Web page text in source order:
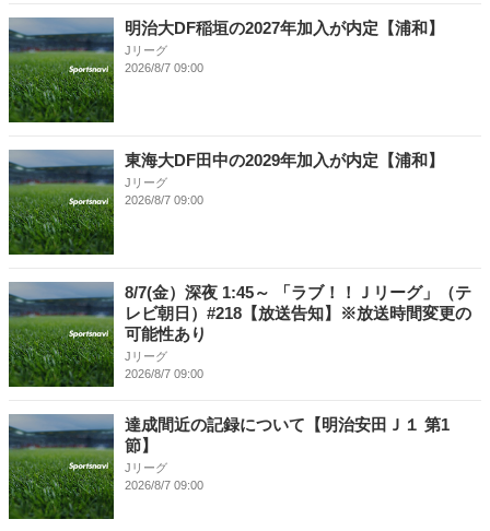
明治大DF稲垣の2027年加入が内定【浦和】
Jリーグ
2026/8/7 09:00
東海大DF田中の2029年加入が内定【浦和】
Jリーグ
2026/8/7 09:00
8/7(金）深夜 1:45～ 「ラブ！！Ｊリーグ」（テ
レビ朝日）#218【放送告知】※放送時間変更の
可能性あり
Jリーグ
2026/8/7 09:00
達成間近の記録について【明治安田Ｊ１ 第1
節】
Jリーグ
2026/8/7 09:00